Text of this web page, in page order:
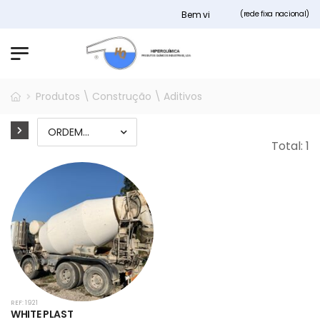
Bem vindos ao nosso site
(rede fixa nacional)
Produtos \ Construção \ Aditivos
Total: 1
REF: 1921
WHITE PLAST